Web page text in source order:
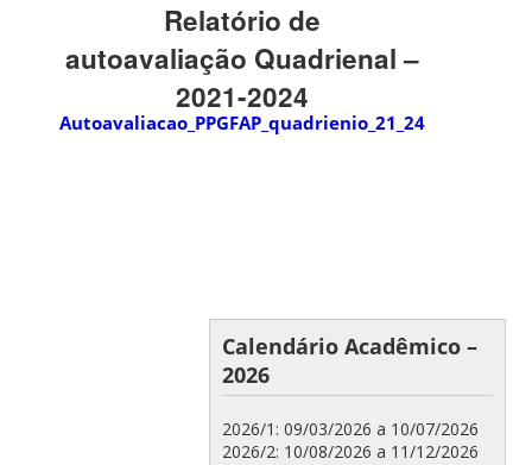
Relatório de
autoavaliação Quadrienal –
2021-2024
Autoavaliacao_PPGFAP_quadrienio_21_24
Calendário Acadêmico –
2026
2026/1: 09/03/2026 a 10/07/2026
2026/2: 10/08/2026 a 11/12/2026